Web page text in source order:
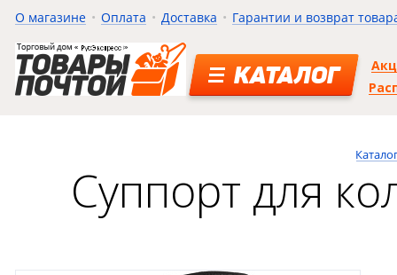
О магазине Оплата Доставка Гарантии и возврат
КАТАЛОГ
Суппорт для